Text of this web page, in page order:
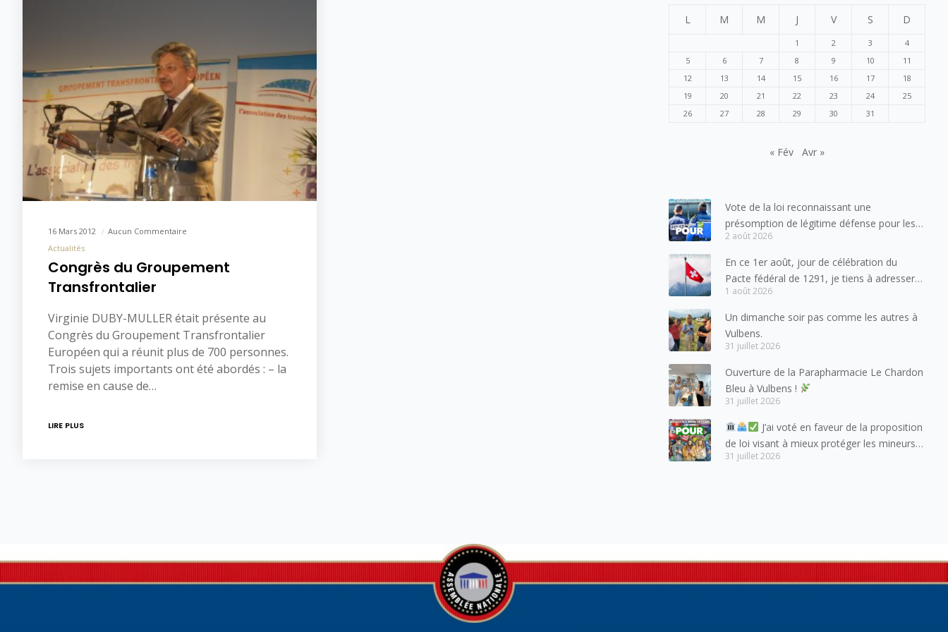
16 Mars 2012
Aucun Commentaire
Actualités
Congrès du Groupement
Transfrontalier
Virginie DUBY-MULLER était présente au
Congrès du Groupement Transfrontalier
Européen qui a réunit plus de 700 personnes.
Trois sujets importants ont été abordés : – la
remise en cause de…
LIRE PLUS
L M M J V S D
1 2 3
4
5
6 7 8 9 10
11
12
13 14 15 16 17
18
19
20 21 22 23 24
25
26
27 28 29 30 31
« Fév Avr »
Vote de la loi reconnaissant une
présomption de légitime défense pour les
forces de l’ordre
2 août 2026
En ce 1er août, jour de célébration du
Pacte fédéral de 1291, je tiens à adresser
mes meilleures salutations à nos voisins et
amis suisses, et plus particulièrement aux
habitants du bassin genevois et de l’arc
lémanique, avec lesquels la Haute-Savoie
1 août 2026
Un dimanche soir pas comme les autres à
Vulbens.
31 juillet 2026
Ouverture de la Parapharmacie Le Chardon
Bleu à Vulbens !
31 juillet 2026
J’ai voté en faveur de la proposition
de loi visant à mieux protéger les mineurs
des risques liés à l’utilisation des réseaux
31 juillet 2026